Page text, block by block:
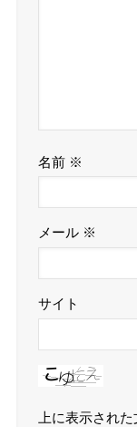
名前 ※
メール ※
サイト
上に表示され